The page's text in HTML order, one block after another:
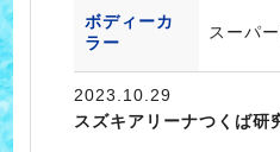
ボディーカ
ラー
スーパ
2023.10.29
スズキアリーナつくば研